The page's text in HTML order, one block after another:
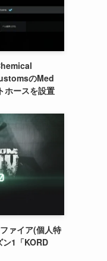
のMed
ホースを設置
ァイア(個人特
1「KORD